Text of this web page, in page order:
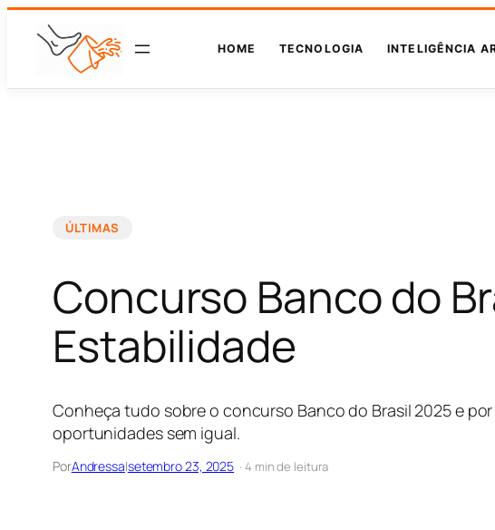
HOME TECNOLOGIA INTELIGÊNCIA
ÚLTIMAS
Concurso Banco do
Estabilidade
Conheça tudo sobre o concurso Banco do Brasil 2025 e
oportunidades sem igual.
PorAndressa|setembro 23, 2025 · 4 min de leitura